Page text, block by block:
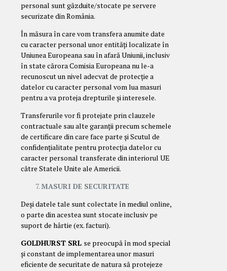
personal sunt găzduite/stocate pe servere
securizate din România.
În măsura în care vom transfera anumite date
cu caracter personal unor entități localizate în
Uniunea Europeana sau în afară Uniunii, inclusiv
în state cărora Comisia Europeana nu le-a
recunoscut un nivel adecvat de protecție a
datelor cu caracter personal vom lua masuri
pentru a va proteja drepturile și interesele.
Transferurile vor fi protejate prin clauzele
contractuale sau alte garanții precum schemele
de certificare din care face parte și Scutul de
confidențialitate pentru protecția datelor cu
caracter personal transferate din interiorul UE
către Statele Unite ale Americii.
MASURI DE SECURITATE
Deși datele tale sunt colectate în mediul online,
o parte din acestea sunt stocate inclusiv pe
suport de hârtie (ex. facturi).
GOLDHURST SRL se preocupă în mod special
și constant de implementarea unor masuri
eficiente de securitate de natura să protejeze